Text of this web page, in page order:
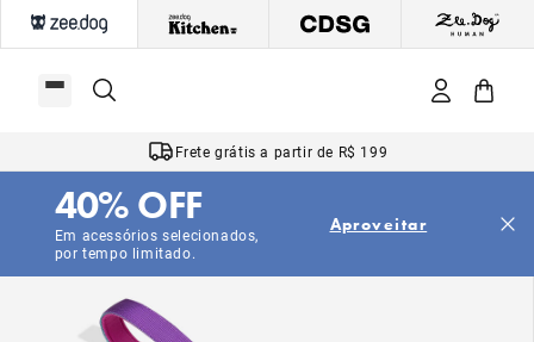
Frete grátis a partir de R$ 199
Em acessórios selecionados,
por tempo limitado.
40% OFF Aproveitar